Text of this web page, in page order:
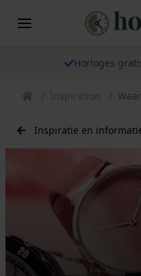
Horloges
Inspiration
Inspiratie en